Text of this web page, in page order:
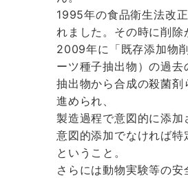
1995年の食品衛生法改
れました。その時に削除
2009年に「既存添加物
ーツ種子抽出物）の過
抽出物から合成の殺菌
進められ、
製造過程で意図的に添加
意図的添加でなければ
ということ。
さらには動物実験等の